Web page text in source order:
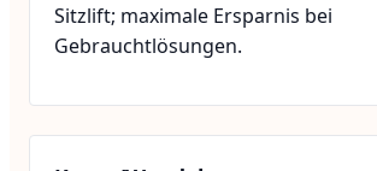
Sitzlift; maximale Ersparnis bei
Gebrauchtlösungen.